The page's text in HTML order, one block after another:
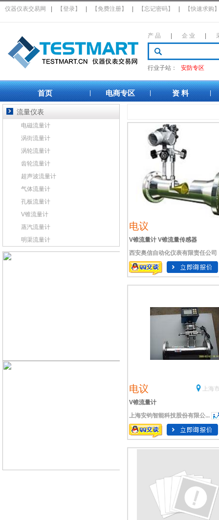
仪器仪表交易网 【登录】 【免费注册】 【忘记密码】 【快速求购
产 品 企 业
行业子站： 安防专区
首页 电商专区 资 料
电议
V锥流量计 V锥流量传感器
西安奥信自动化仪表有限责任公司
电议
上海
V锥流量计
上海安钧智能科技股份有限公...
流量仪表
电磁流量计
涡街流量计
涡轮流量计
齿轮流量计
超声波流量计
气体流量计
孔板流量计
V锥流量计
蒸汽流量计
明渠流量计